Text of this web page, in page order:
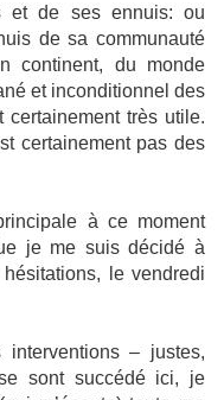
et de ses ennuis: ou
de sa communauté
continent, du monde
et inconditionnel des
certainement très utile.
certainement pas des
à ce moment
je me suis décidé à
le vendredi
– justes,
sont succédé ici, je